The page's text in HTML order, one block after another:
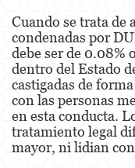
Delitos
Cuando se trata de
condenadas por
debe ser de 0.08%
dentro del Estado
castigadas de
con las personas
en esta conducta.
tratamiento legal
mayor, ni lidian